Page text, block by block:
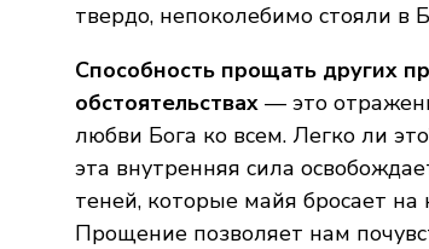
твердо, непоколебимо стояли в
Способность прощать других
обстоятельствах — это
любви Бога ко всем. Легко ли
эта внутренняя сила
теней, которые майя бросает на
Прощение позволяет нам